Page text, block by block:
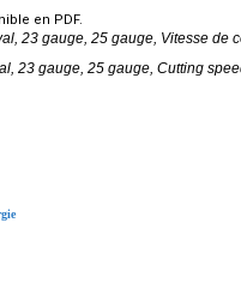
en PDF.
23 gauge, 25 gauge, Vitesse de
23 gauge, 25 gauge, Cutting